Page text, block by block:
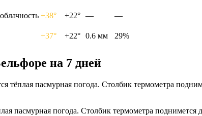
+38° +22° —
—
+37° +22° 0.6 мм 29%
на 7 дней
тёплая пасмурная погода. Столбик термометра
пасмурная погода. Столбик термометра